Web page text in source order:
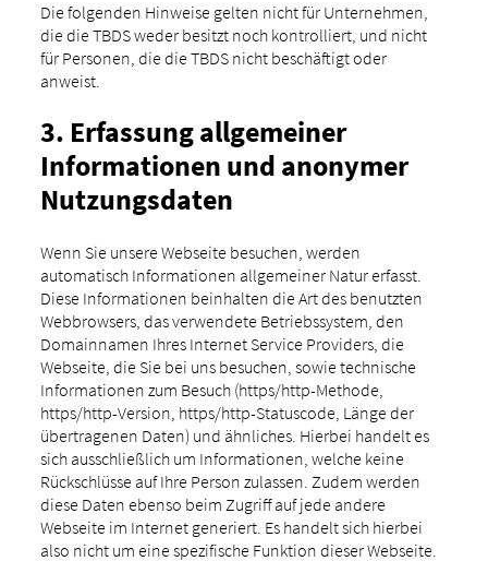
Die folgenden Hinweise gelten nicht für Unternehmen,
die die TBDS weder besitzt noch kontrolliert, und nicht
für Personen, die die TBDS nicht beschäftigt oder
anweist.
3. Erfassung allgemeiner
Informationen und anonymer
Nutzungsdaten
Wenn Sie unsere Webseite besuchen, werden
automatisch Informationen allgemeiner Natur erfasst.
Diese Informationen beinhalten die Art des benutzten
Webbrowsers, das verwendete Betriebssystem, den
Domainnamen Ihres Internet Service Providers, die
Webseite, die Sie bei uns besuchen, sowie technische
Informationen zum Besuch (https/http-Methode,
https/http-Version, https/http-Statuscode, Länge der
übertragenen Daten) und ähnliches. Hierbei handelt es
sich ausschließlich um Informationen, welche keine
Rückschlüsse auf Ihre Person zulassen. Zudem werden
diese Daten ebenso beim Zugriff auf jede andere
Webseite im Internet generiert. Es handelt sich hierbei
also nicht um eine spezifische Funktion dieser Webseite.